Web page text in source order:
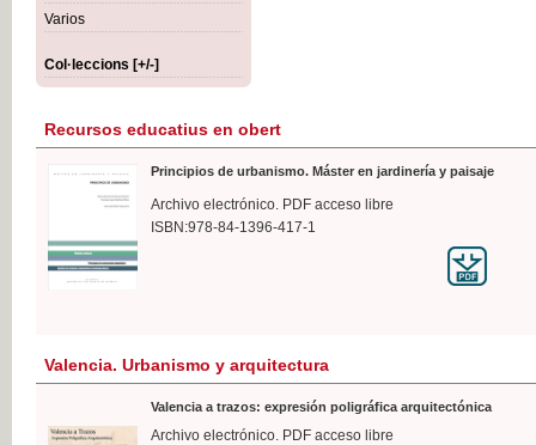
Varios
Col·leccions [+/-]
Recursos educatius en obert
Principios de urbanismo. Máster en jardinería y paisaje
Archivo electrónico. PDF acceso libre
ISBN:978-84-1396-417-1
Valencia. Urbanismo y arquitectura
Valencia a trazos: expresión poligráfica arquitectónica
Archivo electrónico. PDF acceso libre